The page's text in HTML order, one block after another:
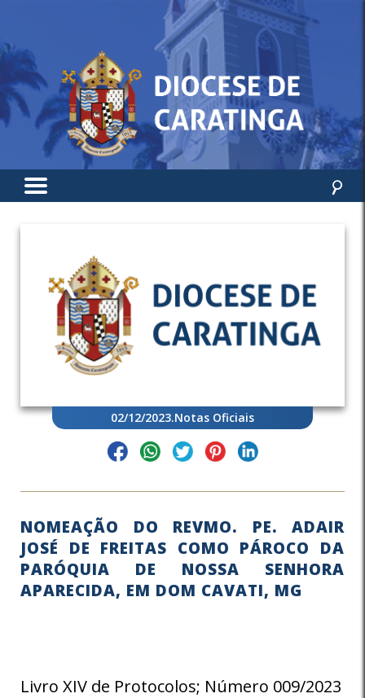
02/12/2023.Notas Oficiais
NOMEAÇÃO DO REVMO. PE. ADAIR
JOSÉ DE FREITAS COMO PÁROCO DA
PARÓQUIA DE NOSSA SENHORA
APARECIDA, EM DOM CAVATI, MG
Livro XIV de Protocolos; Número 009/2023